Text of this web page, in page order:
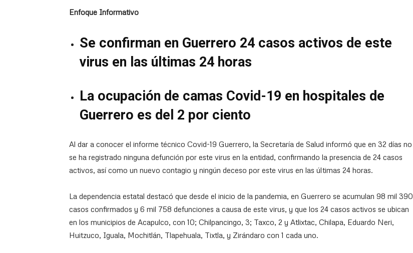
Enfoque Informativo
Se confirman en Guerrero 24 casos activos de este
virus en las últimas 24 horas
La ocupación de camas Covid-19 en hospitales de
Guerrero es del 2 por ciento
Al dar a conocer el informe técnico Covid-19 Guerrero, la Secretaría de Salud informó que en 32 días no
se ha registrado ninguna defunción por este virus en la entidad, confirmando la presencia de 24 casos
activos, así como un nuevo contagio y ningún deceso por este virus en las últimas 24 horas.
La dependencia estatal destacó que desde el inicio de la pandemia, en Guerrero se acumulan 98 mil 390
casos confirmados y 6 mil 758 defunciones a causa de este virus, y que los 24 casos activos se ubican
en los municipios de Acapulco, con 10; Chilpancingo, 3; Taxco, 2 y Atlixtac, Chilapa, Eduardo Neri,
Huitzuco, Iguala, Mochitlán, Tlapehuala, Tixtla, y Zirándaro con 1 cada uno.